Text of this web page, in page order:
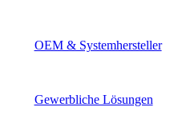
OEM & Systemhersteller
Gewerbliche Lösungen